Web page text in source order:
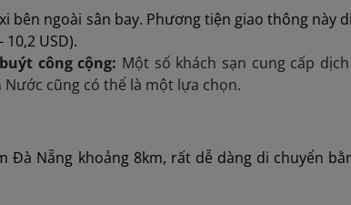
bên ngoài sân bay. Phương tiện giao thông này
USD).
công cộng: Một số khách sạn cung cấp
cũng có thể là một lựa chọn.
Đà Nẵng khoảng 8km, rất dễ dàng di chuyển